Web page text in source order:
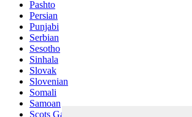
Pashto
Persian
Punjabi
Serbian
Sesotho
Sinhala
Slovak
Slovenian
Somali
Samoan
Scots Gaelic